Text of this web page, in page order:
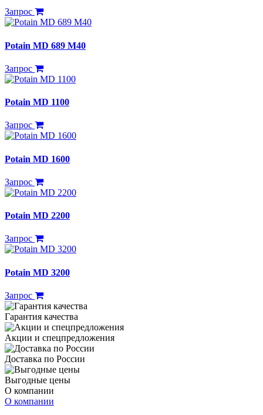
Запрос
Potain MD 689 M40
Запрос
Potain MD 1100
Запрос
Potain MD 1600
Запрос
Potain MD 2200
Запрос
Potain MD 3200
Запрос
Гарантия качества
Акции и спецпредложения
Доставка по России
Выгодные цены
О компании
О компании